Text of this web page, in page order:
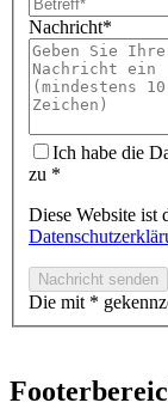
Nachricht*
Ich habe die
zu *
Diese Website ist
Nachricht senden
Die mit *